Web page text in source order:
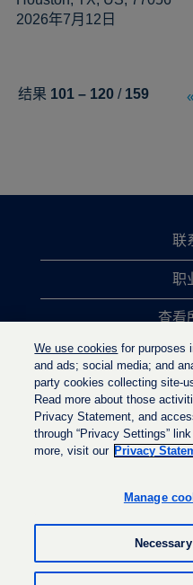
2026年7月12日
结果 101 – 120 / 159 «
联
职
查看
热门
隐
打
We use cookies for purposes
and ads; social media; and
party cookies collecting site-
Read more about those
Privacy Statement, and
through “Privacy Settings”
more, visit our Privacy
Manage